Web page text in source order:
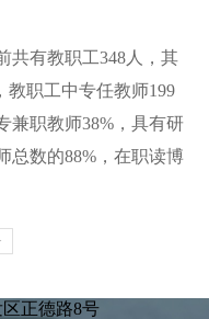
共有教职工348人，其
教职工中专任教师199
兼职教师38%，具有研
总数的88%，在职读博
正德路8号